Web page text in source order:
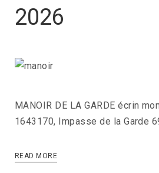
2026
MANOIR DE LA GARDE écrin
1643170, Impasse de la Garde
READ MORE